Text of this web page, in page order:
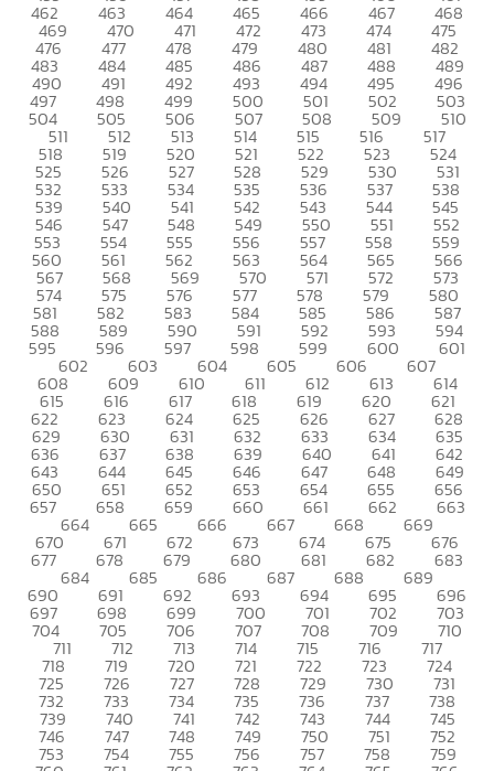
462 463 464 465 466 467 468
469 470 471 472 473 474 475
476 477 478 479 480 481 482
483 484 485 486 487 488 489
490 491 492 493 494 495 496
497 498 499 500 501 502 503
504 505 506 507 508 509 510
511 512 513 514 515 516 517
518 519 520 521 522 523 524
525 526 527 528 529 530 531
532 533 534 535 536 537 538
539 540 541 542 543 544 545
546 547 548 549 550 551 552
553 554 555 556 557 558 559
560 561 562 563 564 565 566
567 568 569 570 571 572 573
574 575 576 577 578 579 580
581 582 583 584 585 586 587
588 589 590 591 592 593 594
595 596 597 598 599 600 601
602 603 604 605 606 607
608 609 610 611 612 613 614
615 616 617 618 619 620 621
622 623 624 625 626 627 628
629 630 631 632 633 634 635
636 637 638 639 640 641 642
643 644 645 646 647 648 649
650 651 652 653 654 655 656
657 658 659 660 661 662 663
664 665 666 667 668 669
670 671 672 673 674 675 676
677 678 679 680 681 682 683
684 685 686 687 688 689
690 691 692 693 694 695 696
697 698 699 700 701 702 703
704 705 706 707 708 709 710
711 712 713 714 715 716 717
718 719 720 721 722 723 724
725 726 727 728 729 730 731
732 733 734 735 736 737 738
739 740 741 742 743 744 745
746 747 748 749 750 751 752
753 754 755 756 757 758 759